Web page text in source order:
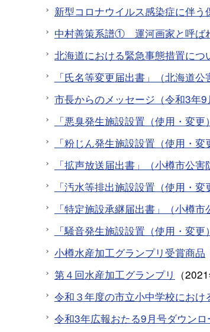
新型コロナウイルス感染症に伴う
中村善策系譜① 運河画家と呼ば
北海道における緊急事態措置につ
「氏名等変更届出書」（北海道公
市長からのメッセージ（令和3年9
「悪臭発生施設設置（使用・変
「粉じん発生施設設置（使用・
「拡声放送届出書」（小樽市公害
「汚水等排出施設設置（使用・
「特定施設承継届出書」（小樽市
「騒音発生施設設置（使用・変
小樽水産加工グランプリ受賞商品
第４回水産加工グランプリ （
令和３年度の市立小中学校にお
令和3年広報おたる9月号ダウン